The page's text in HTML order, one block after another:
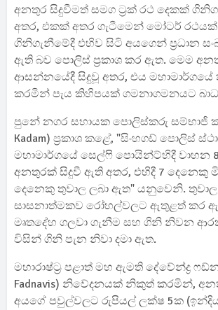
අනතුර සිදුවීමත් සමග ට්‍රක් රථ දෙකක්
අතර, එකක් අතර ගැටීමෙන් මෝටර් රථයක්
ගිනිගැනීමේදී එහිව සිටි අයගෙන් ප්‍රධාන
ඇති බව පොලිස් ප්‍රකාශ කර ඇත. මෙම
ආසන්නයේදී සිදුවූ අතර, එය මහාමාර්ගයේ
කරමින් පැය කිහිපයක් ගමනාගමනයට
පුනේ නගර සහායක පොලිස්කරු සම්භාජි
Kadam) ප්‍රකාශ කළේ, "සිංහගඩ් පොලිස්
මහාමාර්ගයේ සෙල්ෆි පොයින්ට්හිදී වාහන
අනතුරක් සිදුවී ඇති අතර, එහිදී 7 දෙනෙකු
දෙනෙකු තුවාල ලබා ඇත" යනුවෙනි.
සාසනාත්මකව රෝහල්වලට ඇතුළත් කර
මෘතදේහ ගලවා ගැනීම සහ ගිනි නිවන
විසින් ගිනි පැන නිවා දමා ඇත.
මහාරාෂ්ට්‍ර පළාත් මහ ඇමති දේවේන්ද්‍ර
Fadnavis) නිවේදනයක් නිකුත් කරමින්,
අයගේ පවුල්වලට රුපියල් ලක්ෂ 5ක